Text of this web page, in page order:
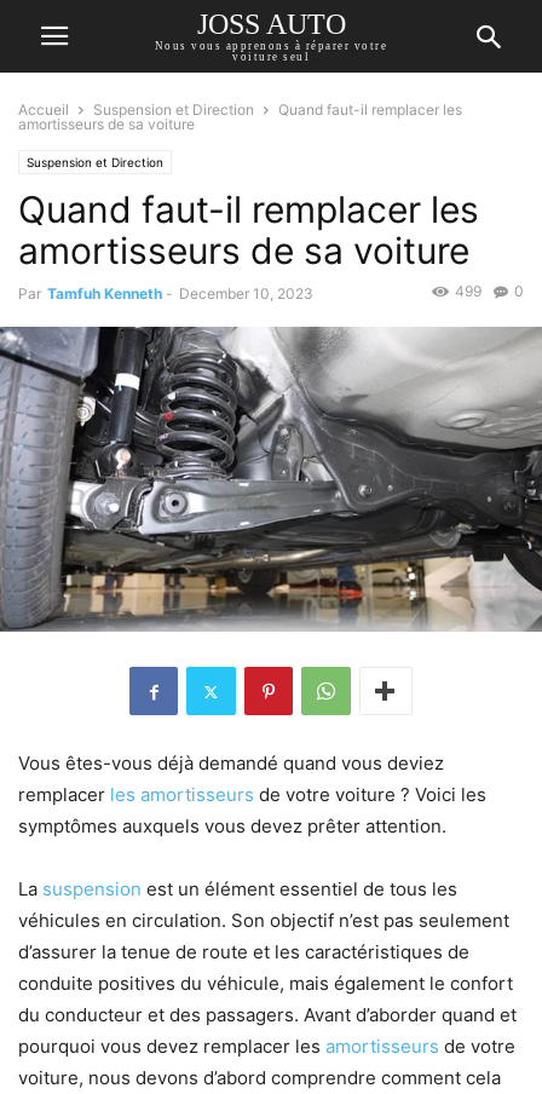
JOSS AUTO
Nous vous apprenons à réparer votre
voiture seul
Accueil Suspension et Direction
Quand faut-il remplacer les
amortisseurs de sa voiture
Suspension et Direction
Quand faut-il remplacer les
amortisseurs de sa voiture
Par Tamfuh Kenneth - December 10, 2023 0
499
Vous êtes-vous déjà demandé quand vous deviez
remplacer les amortisseurs de votre voiture ? Voici les
symptômes auxquels vous devez prêter attention.
La suspension est un élément essentiel de tous les
véhicules en circulation. Son objectif n’est pas seulement
d’assurer la tenue de route et les caractéristiques de
conduite positives du véhicule, mais également le confort
du conducteur et des passagers. Avant d’aborder quand et
pourquoi vous devez remplacer les amortisseurs de votre
voiture, nous devons d’abord comprendre comment cela